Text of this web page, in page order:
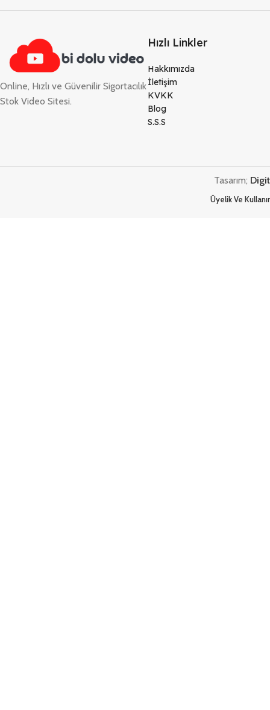
Online, Hızlı ve Güvenilir Sigortacılık
Stok Video Sitesi.
Hızlı Linkler
Hakkımızda
İletişim
KVKK
Blog
S.S.S
Tasarım;
Üyelik Ve